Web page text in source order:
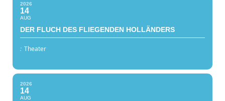
2026
14
AUG
DER FLUCH DES FLIEGENDEN HOLLÄNDERS
: Theater
2026
14
AUG